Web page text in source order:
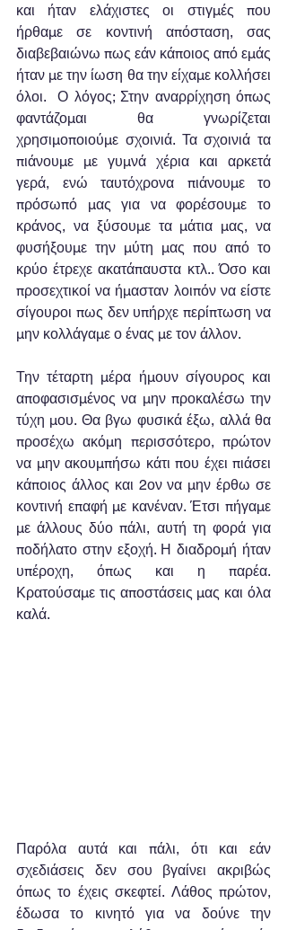
και ήταν ελάχιστες οι στιγμές που
ήρθαμε σε κοντινή απόσταση, σας
διαβεβαιώνω πως εάν κάποιος από εμάς
ήταν με την ίωση θα την είχαμε κολλήσει
όλοι.  Ο λόγος; Στην αναρρίχηση όπως
φαντάζομαι θα γνωρίζεται
χρησιμοποιούμε σχοινιά. Τα σχοινιά τα
πιάνουμε με γυμνά χέρια και αρκετά
γερά, ενώ ταυτόχρονα πιάνουμε το
πρόσωπό μας για να φορέσουμε το
κράνος, να ξύσουμε τα μάτια μας, να
φυσήξουμε την μύτη μας που από το
κρύο έτρεχε ακατάπαυστα κτλ.. Όσο και
προσεχτικοί να ήμασταν λοιπόν να είστε
σίγουροι πως δεν υπήρχε περίπτωση να
μην κολλάγαμε ο ένας με τον άλλον.
Την τέταρτη μέρα ήμουν σίγουρος και
αποφασισμένος να μην προκαλέσω την
τύχη μου. Θα βγω φυσικά έξω, αλλά θα
προσέχω ακόμη περισσότερο, πρώτον
να μην ακουμπήσω κάτι που έχει πιάσει
κάποιος άλλος και 2ον να μην έρθω σε
κοντινή επαφή με κανέναν. Έτσι πήγαμε
με άλλους δύο πάλι, αυτή τη φορά για
ποδήλατο στην εξοχή. Η διαδρομή ήταν
υπέροχη, όπως και η παρέα.
Κρατούσαμε τις αποστάσεις μας και όλα
καλά.
Παρόλα αυτά και πάλι, ότι και εάν
σχεδιάσεις δεν σου βγαίνει ακριβώς
όπως το έχεις σκεφτεί. Λάθος πρώτον,
έδωσα το κινητό για να δούνε την